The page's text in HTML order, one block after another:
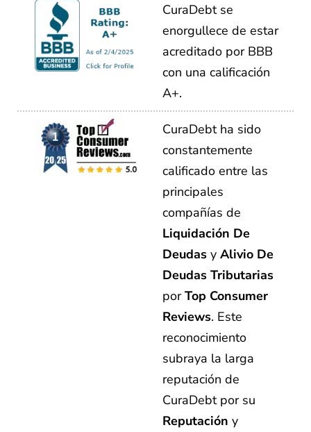
CuraDebt se
enorgullece de estar
acreditado por BBB
con una calificación
A+.
CuraDebt ha sido
constantemente
calificado entre las
principales
compañías de
Liquidación De
Deudas y Alivio De
Deudas Tributarias
porTop Consumer
Reviews. Este
reconocimiento
subraya la larga
reputación de
CuraDebt por su
Reputación y